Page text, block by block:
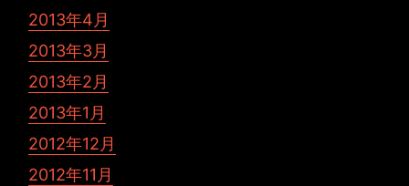
2013年4月
2013年3月
2013年2月
2013年1月
2012年12月
2012年11月